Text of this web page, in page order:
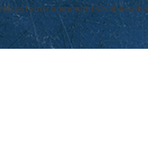
components/